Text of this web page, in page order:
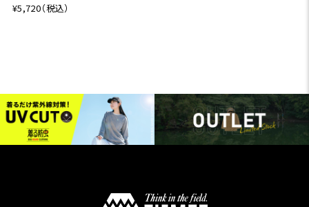
¥5,720（税込）